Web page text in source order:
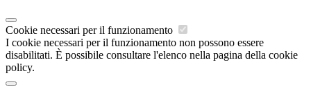
Cookie necessari per il funzionamento
I cookie necessari per il funzionamento non possono essere
disabilitati. È possibile consultare l'elenco nella pagina della cookie
policy.